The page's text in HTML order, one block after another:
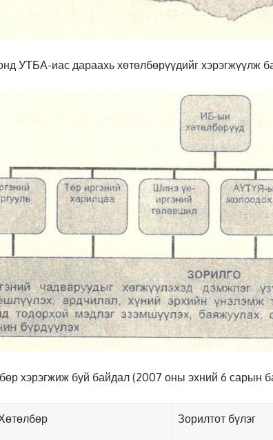
УТБА-иас дараахь хөтөлбөрүүдийг хэрэгжүүлж
хэрэгжиж буй байдал (2007 оны эхний 6 сарын
Зорилтот бүлэг